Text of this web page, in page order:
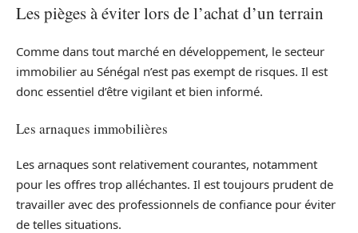
Les pièges à éviter lors de l’achat d’un terrain
Comme dans tout marché en développement, le secteur
immobilier au Sénégal n’est pas exempt de risques. Il est
donc essentiel d’être vigilant et bien informé.
Les arnaques immobilières
Les arnaques sont relativement courantes, notamment
pour les offres trop alléchantes. Il est toujours prudent de
travailler avec des professionnels de confiance pour éviter
de telles situations.